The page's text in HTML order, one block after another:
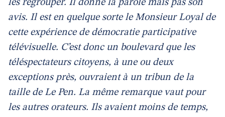
les regrouper. Il donne la parole mais pas son
avis. Il est en quelque sorte le Monsieur Loyal de
cette expérience de démocratie participative
télévisuelle. C’est donc un boulevard que les
téléspectateurs citoyens, à une ou deux
exceptions près, ouvraient à un tribun de la
taille de Le Pen. La même remarque vaut pour
les autres orateurs. Ils avaient moins de temps,